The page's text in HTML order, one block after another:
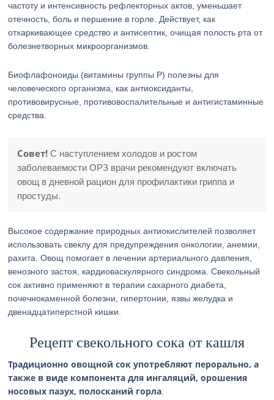
частоту и интенсивность рефлекторных актов, уменьшает
отечность, боль и першение в горле. Действует, как
отхаркивающее средство и антисептик, очищая полость рта от
болезнетворных микроорганизмов.
Биофлафоноиды (витамины группы Р) полезны для
человеческого организма, как антиоксиданты,
противовирусные, противовоспалительные и антигистаминные
средства.
Совет! С наступлением холодов и ростом
заболеваемости ОРЗ врачи рекомендуют включать
овощ в дневной рацион для профилактики гриппа и
простуды.
Высокое содержание природных антиокислителей позволяет
использовать свеклу для предупреждения онкологии, анемии,
рахита. Овощ помогает в лечении артериального давления,
венозного застоя, кардиоваскулярного синдрома. Свекольный
сок активно применяют в терапии сахарного диабета,
почечнокаменной болезни, гипертонии, язвы желудка и
двенадцатиперстной кишки.
Рецепт свекольного сока от кашля
Традиционно овощной сок употребляют перорально, а
также в виде компонента для ингаляций, орошения
носовых пазух, полосканий горла